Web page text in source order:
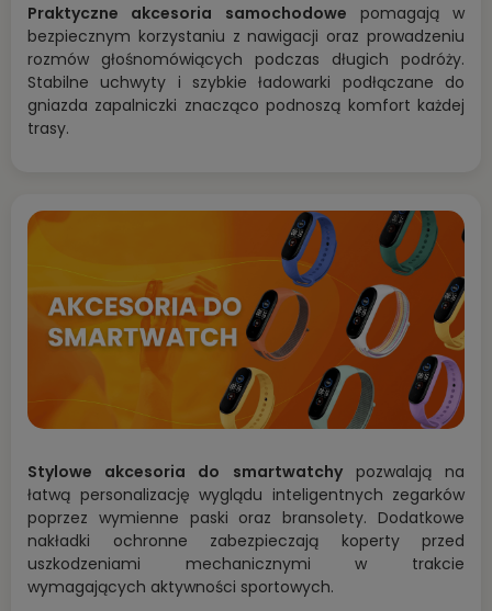
Praktyczne akcesoria samochodowe pomagają w
bezpiecznym korzystaniu z nawigacji oraz prowadzeniu
rozmów głośnomówiących podczas długich podróży.
Stabilne uchwyty i szybkie ładowarki podłączane do
gniazda zapalniczki znacząco podnoszą komfort każdej
trasy.
Stylowe akcesoria do smartwatchypozwalają na
łatwą personalizację wyglądu inteligentnych zegarków
poprzez wymienne paski oraz bransolety. Dodatkowe
nakładki ochronne zabezpieczają koperty przed
uszkodzeniami mechanicznymi w trakcie
wymagających aktywności sportowych.